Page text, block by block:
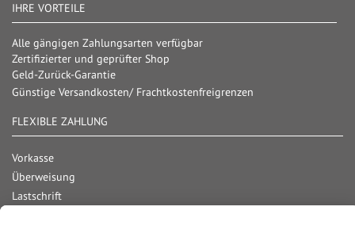
IHRE VORTEILE
Alle gängigen Zahlungsarten verfügbar
Zertifizierter und geprüfter Shop
Geld-Zurück-Garantie
Günstige Versandkosten/ Frachtkostenfreigrenzen
FLEXIBLE ZAHLUNG
Vorkasse
Überweisung
Lastschrift